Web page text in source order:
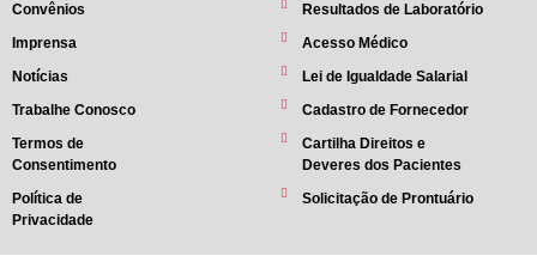
Convênios
Imprensa
Notícias
Trabalhe Conosco
Termos de
Consentimento
Política de
Privacidade
Resultados de Laboratório
Acesso Médico
Lei de Igualdade Salarial
Cadastro de Fornecedor
Cartilha Direitos e
Deveres dos Pacientes
Solicitação de Prontuário